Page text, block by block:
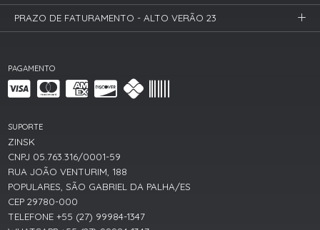
PAGAMENTO
SUPORTE
ZINSK
CNPJ 05.763.316/0001-59
RUA JOÃO VENTURIM, 188
POPULARES, SÃO GABRIEL DA PALHA/ES
CEP 29780-000
TELEFONE +55 (27) 99984-1347
PRAZO DE FATURAMENTO - ALTO VERÃO 23